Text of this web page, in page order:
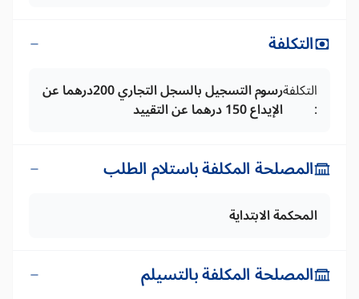
التكلفة
التكلفة
:
رسوم التسجيل بالسجل التجاري 200درهما عن
الإيداع 150 درهما عن التقييد
المصلحة المكلفة باستلام الطلب
المحكمة الابتداية
المصلحة المكلفة بالتسيلم